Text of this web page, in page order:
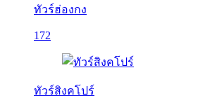
ทัวร์ฮ่องกง
172
ทัวร์สิงคโปร์